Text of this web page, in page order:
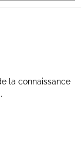
la connaissance